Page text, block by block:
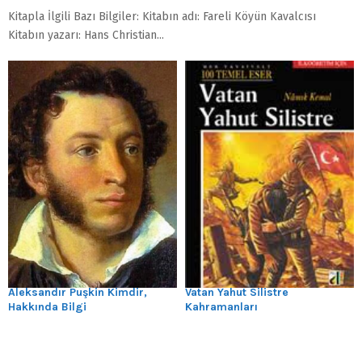
Kitapla İlgili Bazı Bilgiler: Kitabın adı: Fareli Köyün Kavalcısı
Kitabın yazarı: Hans Christian...
Aleksandır Puşkin Kimdir,
Hakkında Bilgi
Vatan Yahut Silistre
Kahramanları